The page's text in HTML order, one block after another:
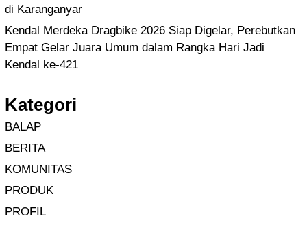
di Karanganyar
Kendal Merdeka Dragbike 2026 Siap Digelar, Perebutkan
Empat Gelar Juara Umum dalam Rangka Hari Jadi
Kendal ke-421
Kategori
BALAP
BERITA
KOMUNITAS
PRODUK
PROFIL